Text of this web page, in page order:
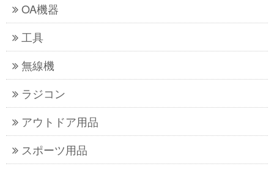
OA機器
工具
無線機
ラジコン
アウトドア用品
スポーツ用品